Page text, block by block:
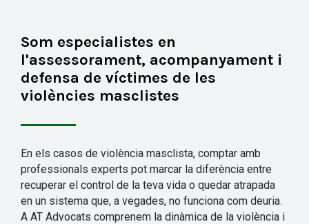
Som especialistes en
l'assessorament, acompanyament i
defensa de víctimes de les
violències masclistes
En els casos de violència masclista, comptar amb
professionals experts pot marcar la diferència entre
recuperar el control de la teva vida o quedar atrapada
en un sistema que, a vegades, no funciona com deuria.
A AT Advocats comprenem la dinàmica de la violència i